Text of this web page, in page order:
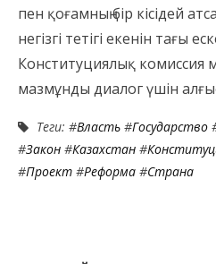
пен қоғамның бір кісідей
негізгі тетігі екенін тағы
Конституциялық комиссия
мазмұнды диалог үшін
Теги: #Власть #Государство
#Закон #Казахстан #
#Проект #Реформа #Страна